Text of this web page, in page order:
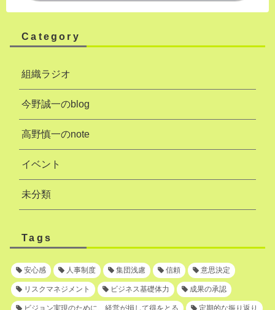
Category
組織ラジオ
今野誠一のblog
高野慎一のnote
イベント
未分類
Tags
安心感 人事制度 集団浅慮 信頼 意思決定
リスクマネジメント ビジネス基礎体力 成果の承認
ビジョン実現のために、経営が損して得をとる 定期的な振り返り